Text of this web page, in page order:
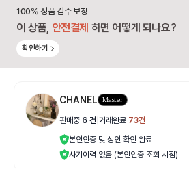
100% 정품 검수 보장
이 상품, 안전결제 하면 어떻게 되나요?
확인하기
CHANEL Master
판매중 6 건 거래완료 73건
본인인증 및 성인 확인 완료
사기이력 없음 (본인인증 조회 시점)